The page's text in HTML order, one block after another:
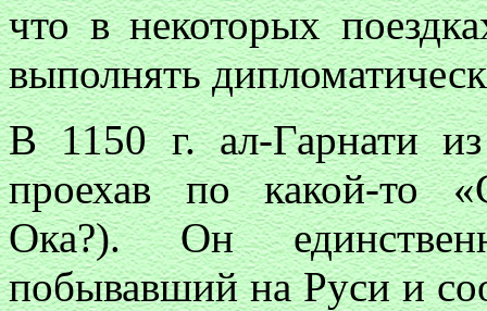
что в некоторых
выполнять
В 1150 г. ал-Гарнати
проехав по какой-то
Ока?). Он
побывавший на Руси и